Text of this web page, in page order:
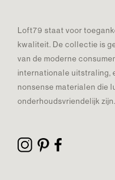
Loft79 staat voor
kwaliteit. De collectie is
van de moderne
internationale uitstraling,
nonsense materialen die
onderhoudsvriendelijk zijn.